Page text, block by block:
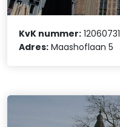
KvK nummer: 12060731
Adres: Maashoflaan 5